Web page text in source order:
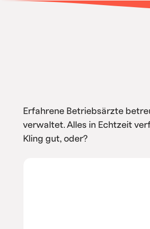
• Intern spart ihr
Erfahrene Betriebsärzte
verwaltet. Alles in Echtzeit
Kling gut, oder?